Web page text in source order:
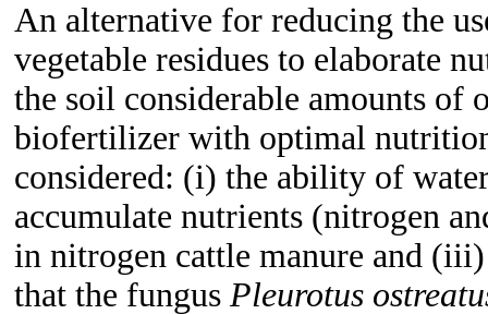
An alternative for reducing the
vegetable residues to elaborate
the soil considerable amounts of
biofertilizer with optimal
considered: (i) the ability of
accumulate nutrients (nitrogen
in nitrogen cattle manure and
that the fungus Pleurotus